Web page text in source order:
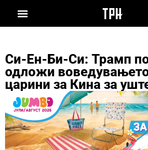
Си-Ен-Би-Си: Трамп
одложи
царини за Кина за